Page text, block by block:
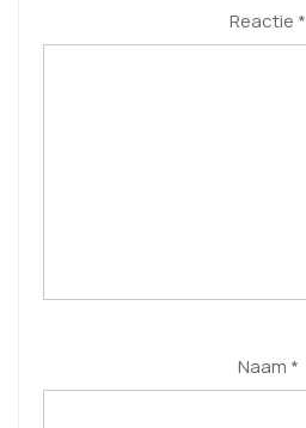
Reactie *
Naam *